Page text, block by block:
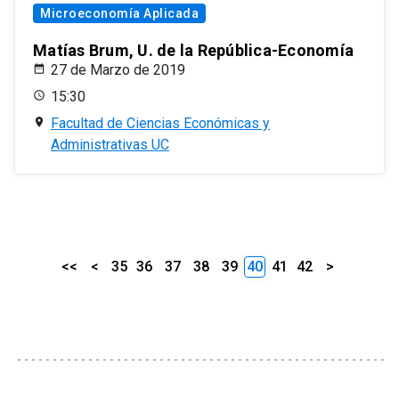
Microeconomía Aplicada
Matías Brum, U. de la República-Economía
27 de Marzo de 2019
15:30
Facultad de Ciencias Económicas y
Administrativas UC
<< < 35 36 37 38 39 40 41 42 >